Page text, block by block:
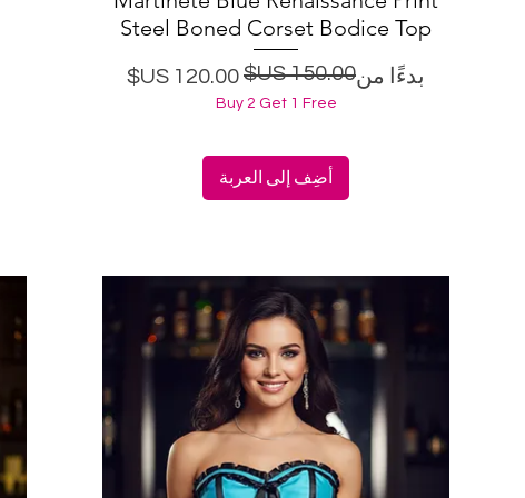
Steel Boned Corset Bodice Top
بدءًا من
سعر عادي
سعر البيع
Buy 2 Get 1 Free
أضِف إلى العربة